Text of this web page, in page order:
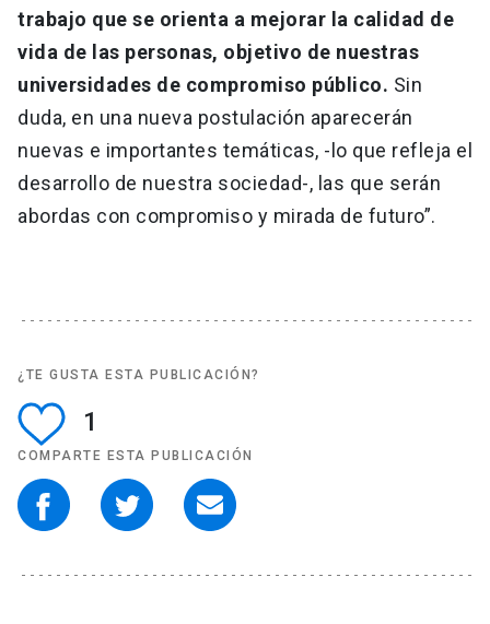
trabajo que se orienta a mejorar la calidad de
vida de las personas, objetivo de nuestras
universidades de compromiso público. Sin
duda, en una nueva postulación aparecerán
nuevas e importantes temáticas, -lo que refleja el
desarrollo de nuestra sociedad-, las que serán
abordas con compromiso y mirada de futuro”.
¿TE GUSTA ESTA PUBLICACIÓN?
1
COMPARTE ESTA PUBLICACIÓN